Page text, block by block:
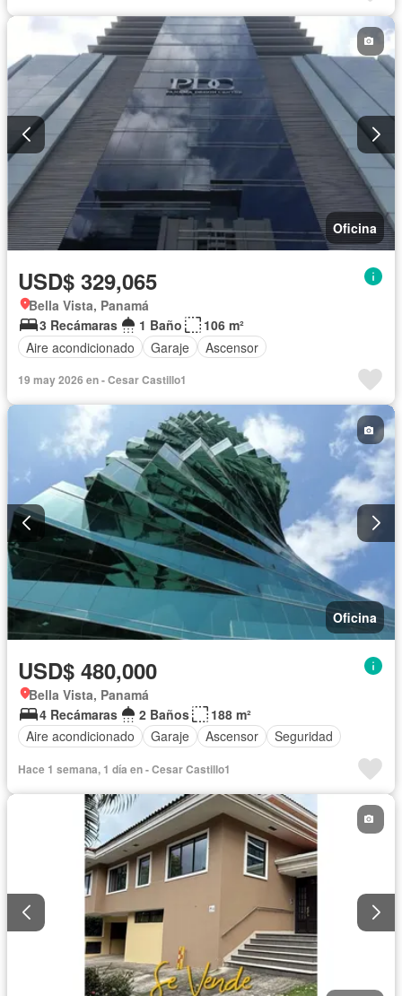
Oficina
USD$ 329,065
Bella Vista, Panamá
3 Recámaras
1 Baño
106 m²
Aire acondicionado
Garaje Ascensor
19 may 2026 en - Cesar Castillo1
Oficina
USD$ 480,000
Bella Vista, Panamá
4 Recámaras
2 Baños
188 m²
Aire acondicionado
Garaje Ascensor Seguridad
Hace 1 semana, 1 día en - Cesar Castillo1